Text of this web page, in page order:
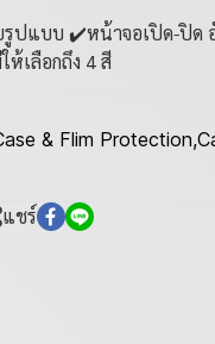
ปแบบ ✔️หน้าจอเปิด-ปิด
เลือกถึง 4 สี
& Flim Protection,
แชร์